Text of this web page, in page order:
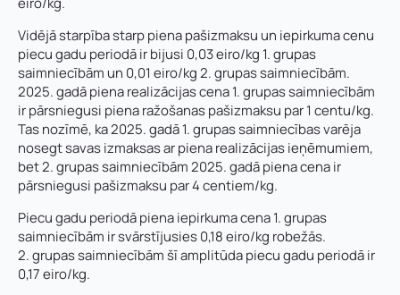
Vidējā starpība starp piena pašizmaksu un iepirkuma cenu
piecu gadu periodā ir bijusi 0,03 eiro/kg 1. grupas
saimniecībām un 0,01 eiro/kg 2. grupas saimniecībām.
2025. gadā piena realizācijas cena 1. grupas saimniecībām
ir pārsniegusi piena ražošanas pašizmaksu par 1 centu/kg.
Tas nozīmē, ka 2025. gadā 1. grupas saimniecības varēja
nosegt savas izmaksas ar piena realizācijas ieņēmumiem,
bet 2. grupas saimniecībām 2025. gadā piena cena ir
pārsniegusi pašizmaksu par 4 centiem/kg.
Piecu gadu periodā piena iepirkuma cena 1. grupas
saimniecībām ir svārstījusies 0,18 eiro/kg robežās.
2. grupas saimniecībām šī amplitūda piecu gadu periodā ir
0,17 eiro/kg.